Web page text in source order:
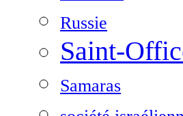
Russie
Saint-
Samaras